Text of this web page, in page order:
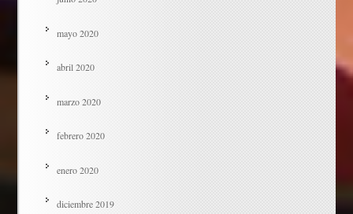
mayo 2020
abril 2020
marzo 2020
febrero 2020
enero 2020
diciembre 2019